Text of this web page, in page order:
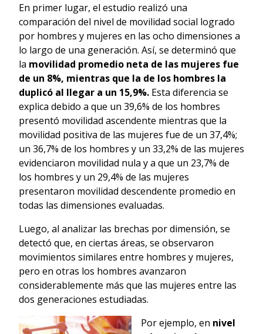
En primer lugar, el estudio realizó una
comparación del nivel de movilidad social logrado
por hombres y mujeres en las ocho dimensiones a
lo largo de una generación. Así, se determinó que
la movilidad promedio neta de las mujeres fue
de un 8%, mientras que la de los hombres la
duplicó al llegar a un 15,9%. Esta diferencia se
explica debido a que un 39,6% de los hombres
presentó movilidad ascendente mientras que la
movilidad positiva de las mujeres fue de un 37,4%;
un 36,7% de los hombres y un 33,2% de las mujeres
evidenciaron movilidad nula y a que un 23,7% de
los hombres y un 29,4% de las mujeres
presentaron movilidad descendente promedio en
todas las dimensiones evaluadas.
Luego, al analizar las brechas por dimensión, se
detectó que, en ciertas áreas, se observaron
movimientos similares entre hombres y mujeres,
pero en otras los hombres avanzaron
considerablemente más que las mujeres entre las
dos generaciones estudiadas.
Por ejemplo, en nivel